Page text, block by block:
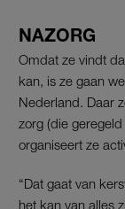
NAZORG
Omdat ze vindt
kan, is ze gaan
Nederland. Daar
zorg (die
organiseert ze
“Dat gaat van
het kan van alles